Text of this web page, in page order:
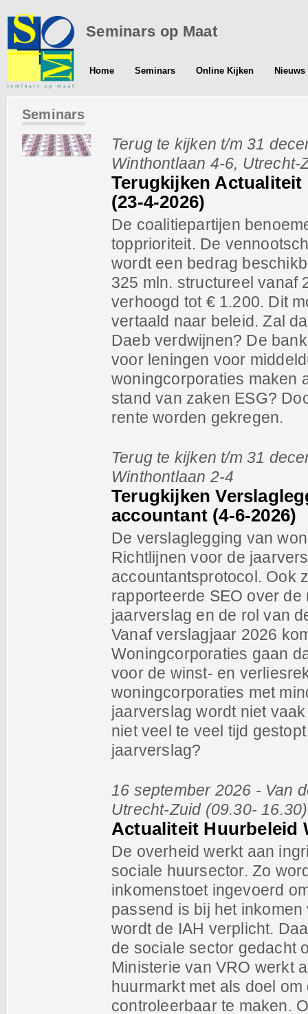
Seminars op Maat
Home Seminars Online Kijken
Seminars
Terug te kijken t/m 31
Winthontlaan 4-6, Utrecht-
Terugkijken
(23-4-2026)
De coalitiepartijen
topprioriteit. De
wordt een bedrag
325 mln. structureel vanaf
verhoogd tot € 1.200. Dit
vertaald naar beleid. Zal
Daeb verdwijnen? De
voor leningen voor
woningcorporaties maken
stand van zaken ESG?
rente worden gekregen.
Terug te kijken t/m 31
Winthontlaan 2-4
Terugkijken
accountant (4-6-2026)
De verslaglegging van
Richtlijnen voor de
accountantsprotocol. Ook
rapporteerde SEO over
jaarverslag en de rol van
Vanaf verslagjaar 2026
Woningcorporaties gaan
voor de winst- en
woningcorporaties met
jaarverslag wordt niet
niet veel te veel tijd
jaarverslag?
16 september 2026 - Van
Utrecht-Zuid (09.30- 16.30)
Actualiteit Huurbeleid
De overheid werkt aan
sociale huursector. Zo
inkomenstoet ingevoerd
passend is bij het
wordt de IAH verplicht.
de sociale sector gedacht
Ministerie van VRO werkt
huurmarkt met als doel
controleerbaar te maken.